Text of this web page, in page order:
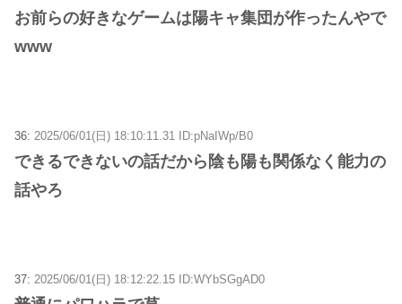
お前らの好きなゲームは陽キャ集団が作ったんやで
www
36: 2025/06/01(日) 18:10:11.31 ID:pNaIWp/B0
できるできないの話だから陰も陽も関係なく能力の
話やろ
37: 2025/06/01(日) 18:12:22.15 ID:WYbSGgAD0